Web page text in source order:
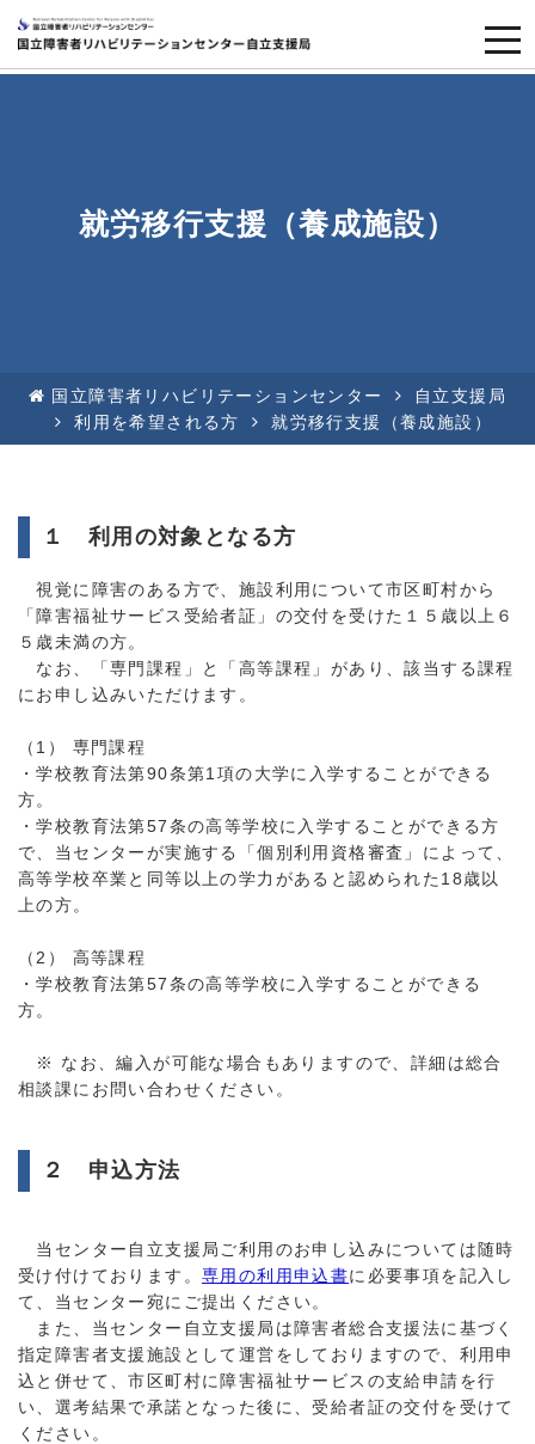
就労移行支援（養成施設）
国立障害者リハビリテーションセンター
自立支援局
利用を希望される方
就労移行支援（養成施設）
１ 利用の対象となる方
視覚に障害のある方で、施設利用について市区町村から
「障害福祉サービス受給者証」の交付を受けた１５歳以上６
５歳未満の方。
なお、「専門課程」と「高等課程」があり、該当する課程
にお申し込みいただけます。
（1） 専門課程
・学校教育法第90条第1項の大学に入学することができる
方。
・学校教育法第57条の高等学校に入学することができる方
で、当センターが実施する「個別利用資格審査」によって、
高等学校卒業と同等以上の学力があると認められた18歳以
上の方。
（2） 高等課程
・学校教育法第57条の高等学校に入学することができる
方。
※ なお、編入が可能な場合もありますので、詳細は総合
相談課にお問い合わせください。
２ 申込方法
当センター自立支援局ご利用のお申し込みについては随時
受け付けております。 専用の利用申込書に必要事項を記入し
て、当センター宛にご提出ください。
また、当センター自立支援局は障害者総合支援法に基づく
指定障害者支援施設として運営をしておりますので、利用申
込と併せて、市区町村に障害福祉サービスの支給申請を行
い、選考結果で承諾となった後に、受給者証の交付を受けて
ください。